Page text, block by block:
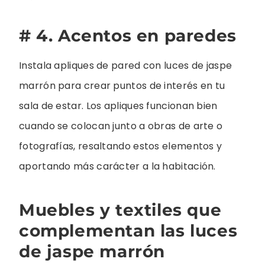
# 4. Acentos en paredes
Instala apliques de pared con luces de jaspe
marrón para crear puntos de interés en tu
sala de estar. Los apliques funcionan bien
cuando se colocan junto a obras de arte o
fotografías, resaltando estos elementos y
aportando más carácter a la habitación.
Muebles y textiles que
complementan las luces
de jaspe marrón